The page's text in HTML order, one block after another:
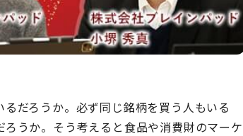
だろうか。必ず同じ銘柄を買う人もいる
うか。そう考えると食品や消費財のマーケ